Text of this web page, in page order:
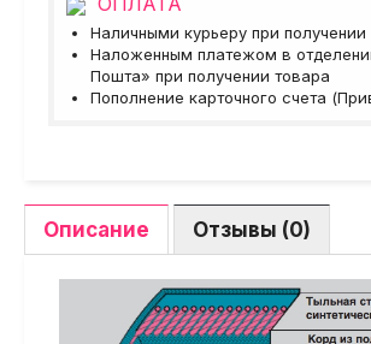
Наличными курьеру при получении
Наложенным платежом в
Пошта» при получении товара
Пополнение карточного счета
Описание Отзывы (0)